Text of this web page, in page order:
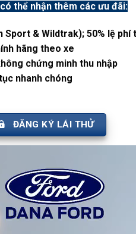
thể nhận thêm các ưu đãi:
Sport & Wildtrak); 50% lệ
hãng theo xe
chứng minh thu nhập
nhanh chóng
ĐĂNG KÝ LÁI THỬ